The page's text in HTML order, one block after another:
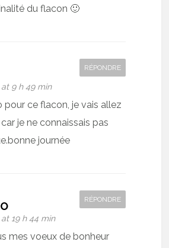
du flacon 🙂
at 9 h 49 min
RÉPONDRE
pour ce flacon, je vais allez
je ne connaissais pas
journée
19 h 44 min
RÉPONDRE
mes voeux de bonheur